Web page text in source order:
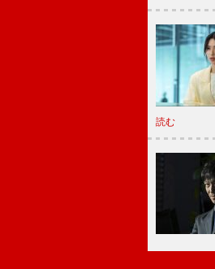
読む